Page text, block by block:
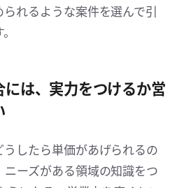
れるような案件を選んで引
は、実力をつけるか営
したら単価があげられるの
ーズがある領域の知識をつ